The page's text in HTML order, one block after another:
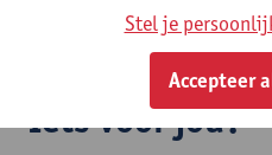
ontdekken! Je professoren
Iets voor jou?
Stel je
Accepteer